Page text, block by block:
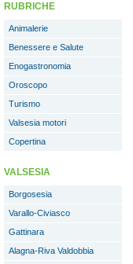
RUBRICHE
Animalerie
Benessere e Salute
Enogastronomia
Oroscopo
Turismo
Valsesia motori
Copertina
VALSESIA
Borgosesia
Varallo-Civiasco
Gattinara
Alagna-Riva Valdobbia